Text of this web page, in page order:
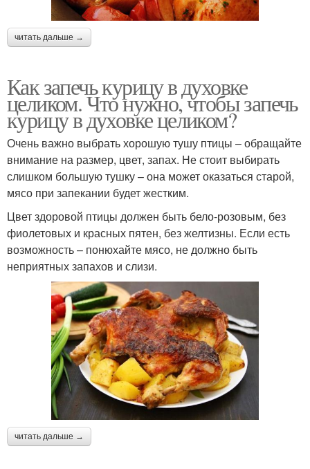
читать дальше →
Как запечь курицу в духовке
целиком. Что нужно, чтобы запечь
курицу в духовке целиком?
Очень важно выбрать хорошую тушу птицы – обращайте
внимание на размер, цвет, запах. Не стоит выбирать
слишком большую тушку – она может оказаться старой,
мясо при запекании будет жестким.
Цвет здоровой птицы должен быть бело-розовым, без
фиолетовых и красных пятен, без желтизны. Если есть
возможность – понюхайте мясо, не должно быть
неприятных запахов и слизи.
читать дальше →